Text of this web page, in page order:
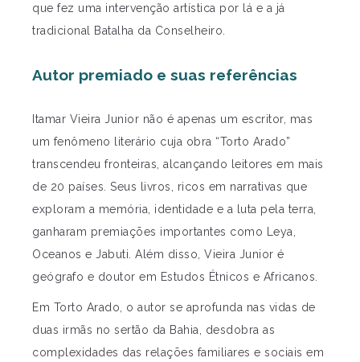
que fez uma intervenção artística por lá e a já
tradicional Batalha da Conselheiro.
Autor premiado e suas referências
Itamar Vieira Junior não é apenas um escritor, mas
um fenômeno literário cuja obra “Torto Arado”
transcendeu fronteiras, alcançando leitores em mais
de 20 países. Seus livros, ricos em narrativas que
exploram a memória, identidade e a luta pela terra,
ganharam premiações importantes como Leya,
Oceanos e Jabuti. Além disso, Vieira Junior é
geógrafo e doutor em Estudos Étnicos e Africanos.
Em Torto Arado, o autor se aprofunda nas vidas de
duas irmãs no sertão da Bahia, desdobra as
complexidades das relações familiares e sociais em